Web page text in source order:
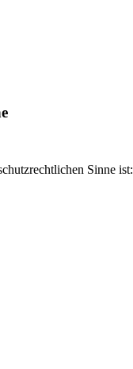
Sinne ist: